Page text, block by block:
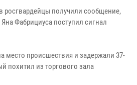
росгвардейцы получили сообщение,
Фабрициуса поступил сигнал
место происшествия и задержали 37-
похитил из торгового зала